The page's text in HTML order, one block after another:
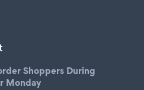
Shoppers During
Monday